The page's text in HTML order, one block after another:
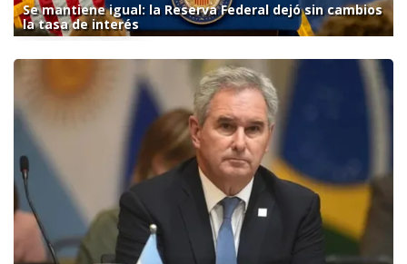
Se mantiene igual: la Reserva Federal dejó sin cambios
la tasa de interés